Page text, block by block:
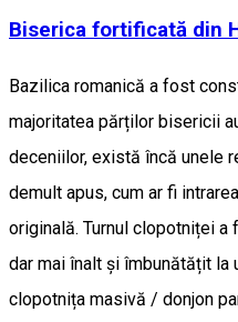
Biserica fortificată din
Bazilica romanică a fost
majoritatea părților bisericii
deceniilor, există încă unele
demult apus, cum ar fi
originală. Turnul clopotniței
dar mai înalt și îmbunătățit la
clopotnița masivă / donjon